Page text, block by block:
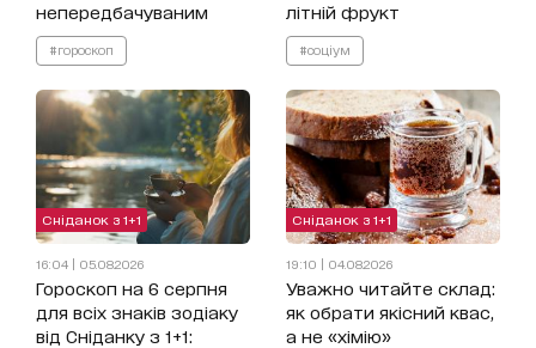
непередбачуваним
#гороскоп
літній фрукт
#соціум
Сніданок з 1+1
16:04 | 05.08.2026
Гороскоп на 6 серпня
для всіх знаків зодіаку
від Сніданку з 1+1:
Сніданок з 1+1
19:10 | 04.08.2026
Уважно читайте склад:
як обрати якісний квас,
а не «хімію»